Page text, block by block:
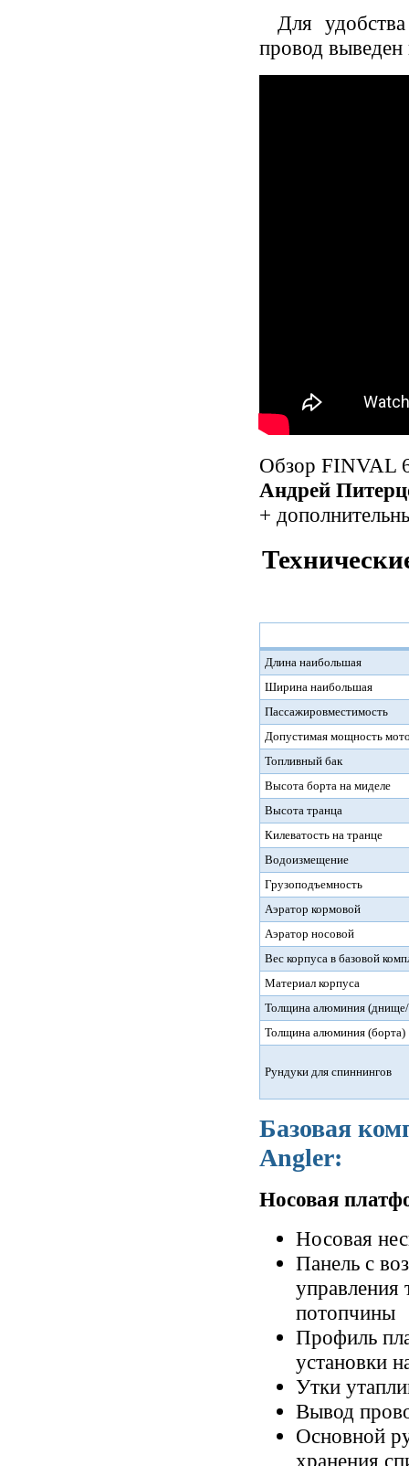
Для
провод
Обзор FINVAL
Андрей
+
Длина наибольшая
Ширина наибольшая
Пассажировместимость
Допустимая мощность
Топливный бак
Высота борта на миделе
Высота транца
Килеватость на транце
Водоизмещение
Грузоподъемность
Аэратор кормовой
Аэратор носовой
Вес корпуса в базовой
Материал корпуса
Толщина алюминия (днище/
Толщина алюминия (борта)
Рундуки для спиннингов
Базовая
Angler:
Носовая
Носовая
Панель с
потопчины
Профиль
установки
Утки
Вывод
Основной
хранения